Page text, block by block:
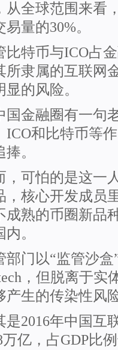
从全球范围来看
易量的30%。
比特币与ICO占
所隶属的互联网
显的风险。
国金融圈有一句
ICO和比特币等
。
，可怕的是这一
，核心开发成员
成熟的币圈新品
内。
部门以“监管沙
，但脱离于实
产生的传染性风
是2016年中国互
万亿，占GDP比